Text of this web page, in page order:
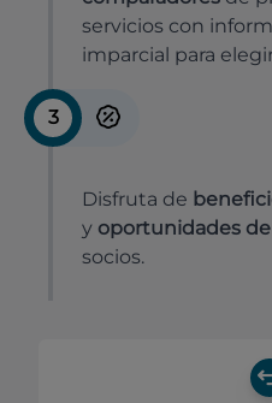
servicios con
imparcial para
3
Disfruta de
y oportunidades
socios.